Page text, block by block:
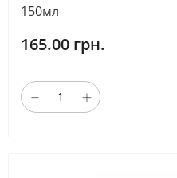
150мл
165.00 грн.